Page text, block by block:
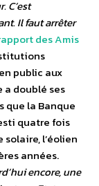
C’est
Il faut arrêter
des Amis
public aux
a doublé ses
que la Banque
quatre fois
solaire, l’éolien
années.
encore, une